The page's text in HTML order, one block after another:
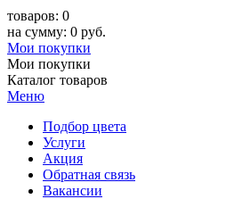
товаров: 0
на сумму: 0 руб.
Мои покупки
Мои покупки
Каталог товаров
Меню
Подбор цвета
Услуги
Акция
Обратная связь
Вакансии